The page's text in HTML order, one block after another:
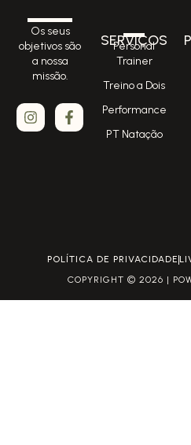
Os seus
objetivos são
a nossa
missão.
SERVIÇOS
Personal
Trainer
Treino a Dois
Performance
PT Natação
POLÍTICA DE PRIVACIDADE
COPYRIGHT © 2026 |